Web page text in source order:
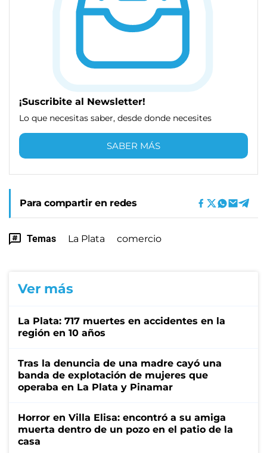
¡Suscribite al Newsletter!
Lo que necesitas saber, desde donde necesites
SABER MÁS
Para compartir en redes
Temas La Plata comercio
Ver más
La Plata: 717 muertes en accidentes en la
región en 10 años
Tras la denuncia de una madre cayó una
banda de explotación de mujeres que
operaba en La Plata y Pinamar
Horror en Villa Elisa: encontró a su amiga
muerta dentro de un pozo en el patio de la
casa